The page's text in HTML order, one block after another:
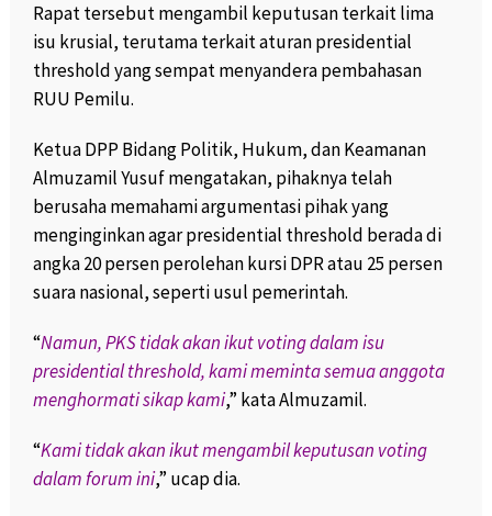
Rapat tersebut mengambil keputusan terkait lima
isu krusial, terutama terkait aturan presidential
threshold yang sempat menyandera pembahasan
RUU Pemilu.
Ketua DPP Bidang Politik, Hukum, dan Keamanan
Almuzamil Yusuf mengatakan, pihaknya telah
berusaha memahami argumentasi pihak yang
menginginkan agar presidential threshold berada di
angka 20 persen perolehan kursi DPR atau 25 persen
suara nasional, seperti usul pemerintah.
“Namun, PKS tidak akan ikut voting dalam isu
presidential threshold, kami meminta semua anggota
menghormati sikap kami,” kata Almuzamil.
“Kami tidak akan ikut mengambil keputusan voting
dalam forum ini,” ucap dia.